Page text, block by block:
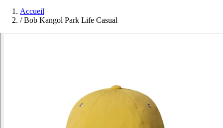
Accueil
/ Bob Kangol Park Life Casual